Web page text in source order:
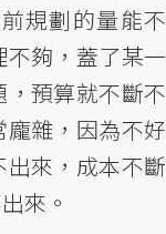
規劃的量能不
夠，蓋了某一
預算就不斷不
雜，因為不好
來，成本不斷
來。